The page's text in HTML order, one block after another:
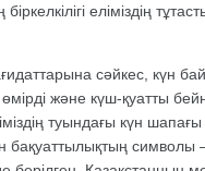
біркелкілігі еліміздің
сәйкес, күн
және күш-қуатты
туындағы күн шапағы
бақуаттылықтың символы